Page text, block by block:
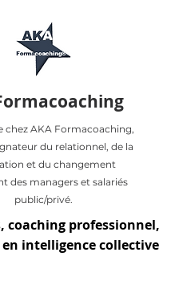
chez AKA Formacoaching,
du relationnel, de la
et du changement
des managers et salariés
public/privé.
coaching professionnel,
intelligence collective